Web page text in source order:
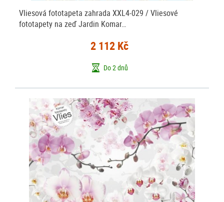
Vliesová fototapeta zahrada XXL4-029 / Vliesové
fototapety na zeď Jardin Komar…
2 112 Kč
Do 2 dnů